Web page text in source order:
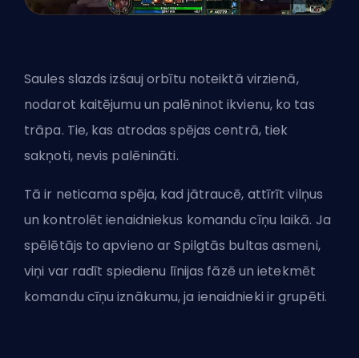
Saules slazds izšauj orbītu noteiktā virzienā,
nodarot kaitējumu un palēninot ikvienu, ko tas
trāpa. Tie, kas atrodas spējas centrā, tiek
sakņoti, nevis palēnināti.
Tā ir neticama spēja, kad jātraucē, attīrīt vilņus
un kontrolēt ienaidniekus komandu cīņu laikā. Ja
spēlētājs to apvieno ar Spilgtās bultas asmeni,
viņi var radīt spiedienu līnijas fāzē un ietekmēt
komandu cīņu iznākumu, ja ienaidnieki ir grupēti.